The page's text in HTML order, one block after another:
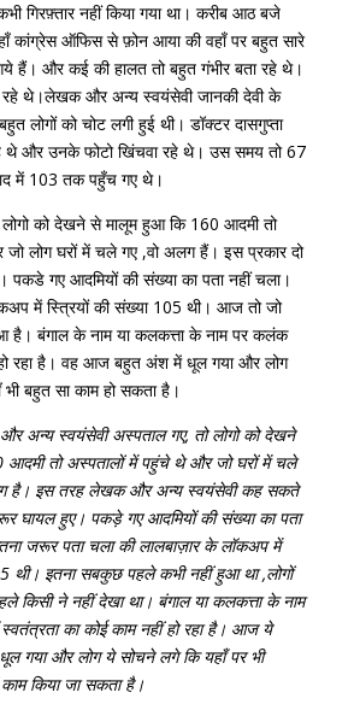
गिरफ़्तार नहीं किया गया था। करीब आठ बजे
कांग्रेस ऑफिस से फ़ोन आया की वहाँ पर बहुत सारे
हैं। और कई की हालत तो बहुत गंभीर बता रहे थे।
रहे थे।लेखक और अन्य स्वयंसेवी जानकी देवी के
लोगों को चोट लगी हुई थी। डॉक्टर दासगुप्ता
और उनके फोटो खिंचवा रहे थे। उस समय तो 67
में 103 तक पहुँच गए थे।
को देखने से मालूम हुआ कि 160 आदमी तो
लोग घरों में चले गए ,वो अलग हैं। इस प्रकार दो
पकडे गए आदमियों की संख्या का पता नहीं चला।
में स्त्रियों की संख्या 105 थी। आज तो जो
बंगाल के नाम या कलकत्ता के नाम पर कलंक
हो रहा है। वह आज बहुत अंश में धूल गया और लोग
बहुत सा काम हो सकता है।
अन्य स्वयंसेवी अस्पताल गए, तो लोगो को देखने
तो अस्पतालों में पहुंचे थे और जो घरों में चले
है। इस तरह लेखक और अन्य स्वयंसेवी कह सकते
घायल हुए। पकड़े गए आदमियों की संख्या का पता
जरूर पता चला की लालबाज़ार के लॉकअप में
थी। इतना सबकुछ पहले कभी नहीं हुआ था ,लोगों
किसी ने नहीं देखा था। बंगाल या कलकत्ता के नाम
का कोई काम नहीं हो रहा है। आज ये
गया और लोग ये सोचने लगे कि यहाँ पर भी
किया जा सकता है।